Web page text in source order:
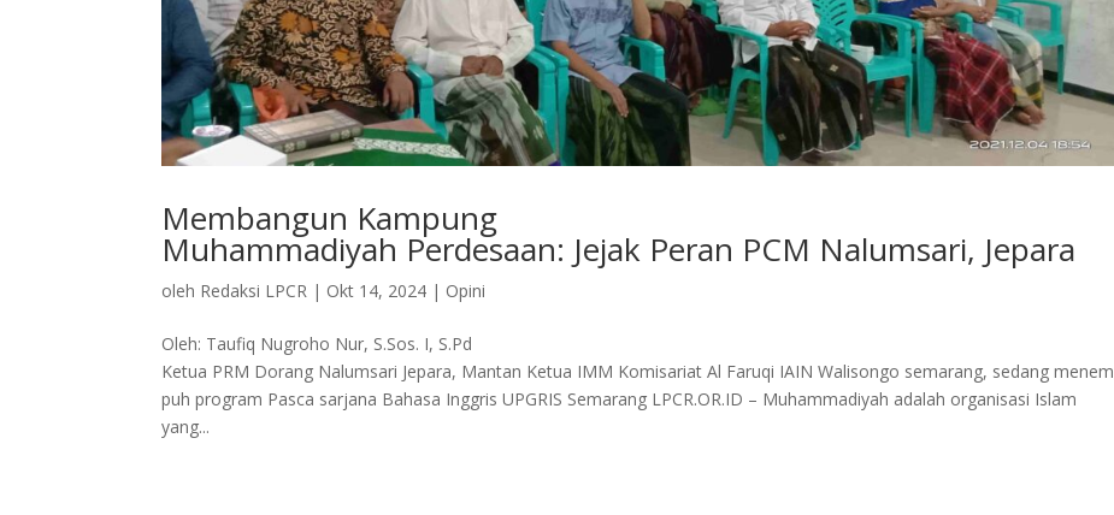
Membangun Kampung
Muhammadiyah Perdesaan: Jejak Peran PCM Nalumsari, Jepara
oleh Redaksi LPCR | Okt 14, 2024 | Opini
Oleh: Taufiq Nugroho Nur, S.Sos. I, S.Pd
Ketua PRM Dorang Nalumsari Jepara, Mantan Ketua IMM Komisariat Al Faruqi IAIN Walisongo semarang, sedang menem
puh program Pasca sarjana Bahasa Inggris UPGRIS Semarang LPCR.OR.ID – Muhammadiyah adalah organisasi Islam
yang...